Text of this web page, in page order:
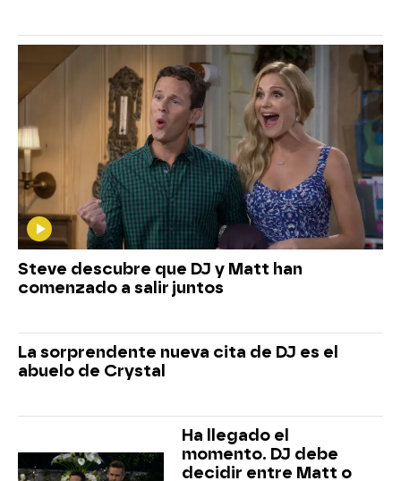
Steve descubre que DJ y Matt han
comenzado a salir juntos
La sorprendente nueva cita de DJ es el
abuelo de Crystal
Ha llegado el
momento. DJ debe
decidir entre Matt o